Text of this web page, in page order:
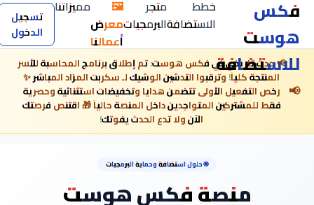
فكس
هوست
للاستضافة
خطط
الاستضافة
متجر
البرمجيات
🖼️
معرض
أعمالنا
مميزاتنا
تسجيل
الدخول
📢
📢 حدث تاريخي في فكس هوست: تم إطلاق برنامج المحاسبة للأسر
المنتجة كلياً! وترقبوا التدشين الوشيك لـ سكربت المزاد المباشر ✨
رخص التفعيل الأولى تتضمن هدايا وتخفيضات استثنائية وحصرية
فقط للمشتركين المتواجدين داخل المنصة حالياً 🎁 اقتنص فرصتك
الآن ولا تدع الحدث يفوتك!
🌐 حلول استضافة وحماية البرمجيات